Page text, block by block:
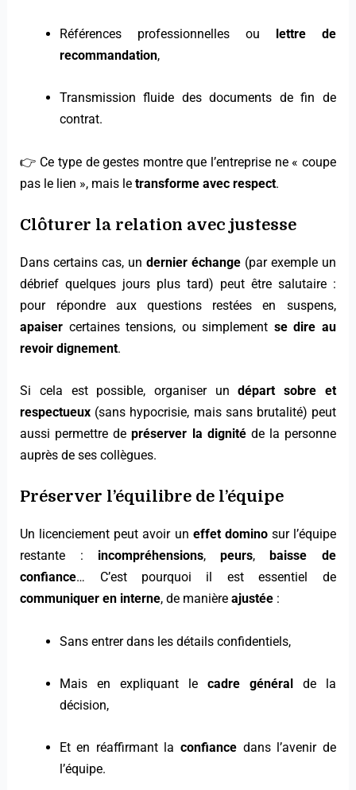
Références professionnelles ou
lettre de
recommandation,
Transmission fluide des documents de fin de
contrat.
👉 Ce type de gestes montre que l’entreprise ne « coupe
pas le lien », mais letransforme avec respect.
Clôturer la relation avec justesse
Dans certains cas, un dernier échange(par exemple un
débrief quelques jours plus tard) peut être salutaire :
pour répondre aux questions restées en suspens,
apaiser certaines tensions, ou simplement se dire au
revoir dignement.
Si cela est possible, organiser undépart sobre et
respectueux (sans hypocrisie, mais sans brutalité) peut
aussi permettre depréserver la dignitéde la personne
auprès de ses collègues.
Préserver l’équilibre de l’équipe
Un licenciement peut avoir un effet dominosur l’équipe
restante : incompréhensions,peurs,
baisse de
confiance… C’est pourquoi il est essentiel de
communiquer en interne, de manièreajustée :
Sans entrer dans les détails confidentiels,
Mais en expliquant le cadre généralde la
décision,
Et en réaffirmant la confiancedans l’avenir de
l’équipe.